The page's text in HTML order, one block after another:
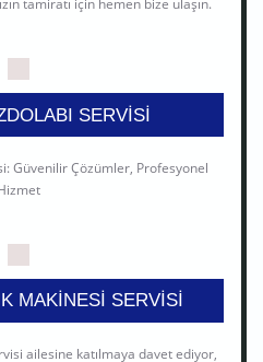
tamiratı için hemen bize ulaşın.
SERVISI
Güvenilir Çözümler, Profesyonel
MAKINESI SERVISI
ailesine katılmaya davet ediyor,